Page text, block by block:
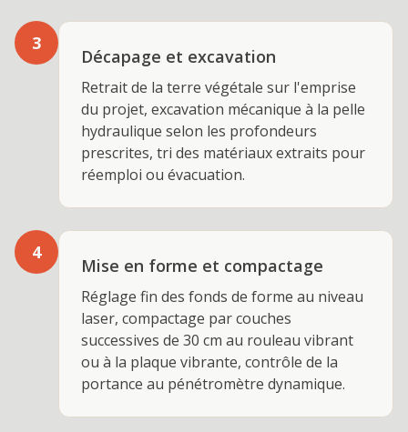
3
Décapage et excavation
Retrait de la terre végétale sur l'emprise
du projet, excavation mécanique à la pelle
hydraulique selon les profondeurs
prescrites, tri des matériaux extraits pour
réemploi ou évacuation.
4
Mise en forme et compactage
Réglage fin des fonds de forme au niveau
laser, compactage par couches
successives de 30 cm au rouleau vibrant
ou à la plaque vibrante, contrôle de la
portance au pénétromètre dynamique.